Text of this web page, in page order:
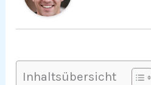
Inhaltsübersicht